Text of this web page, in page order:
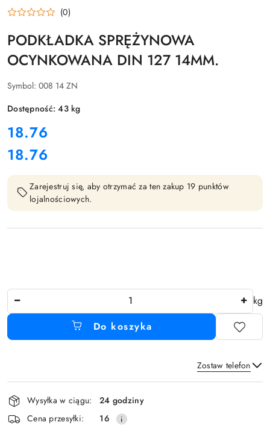
(0)
PODKŁADKA SPRĘŻYNOWA
OCYNKOWANA DIN 127 14MM.
Symbol: 008 14 ZN
Dostępność:43 kg
cena:
18.76
Cena:
18.76
Zarejestruj się, aby otrzymać za ten zakup 19 punktów
lojalnościowych.
kg
Do koszyka
Zostaw telefon
Wyślij
Dostępność
i
dostawa
Wysyłka w ciągu:
24 godziny
Cena przesyłki:
16